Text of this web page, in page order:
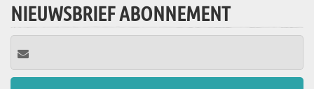
NIEUWSBRIEF ABONNEMENT